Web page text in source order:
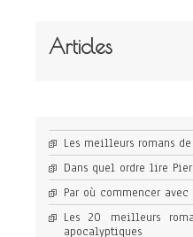
Articles
Les meilleurs romans
Dans quel ordre lire
Par où commencer avec
Les 20 meilleurs
apocalyptiques